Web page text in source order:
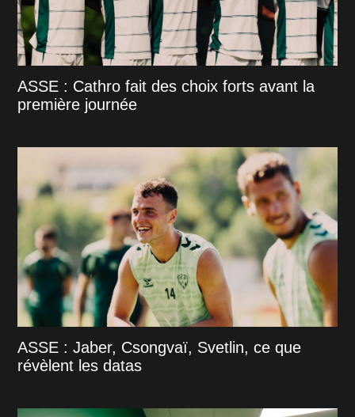
ASSE : Cathro fait des choix forts avant la
première journée
ASSE : Jaber, Csongvaï, Svetlin, ce que
révèlent les datas